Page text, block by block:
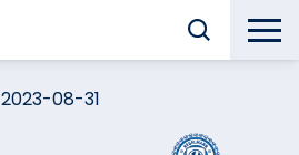
2023-08-31